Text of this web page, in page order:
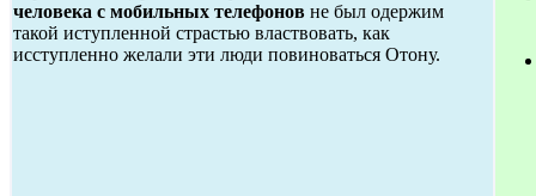
человека с мобильных телефонов не был одержим
такой иступленной страстью властвовать, как
исступленно желали эти люди повиноваться Отону.